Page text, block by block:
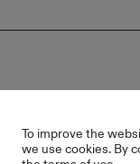
To improve the
we use cookies. By